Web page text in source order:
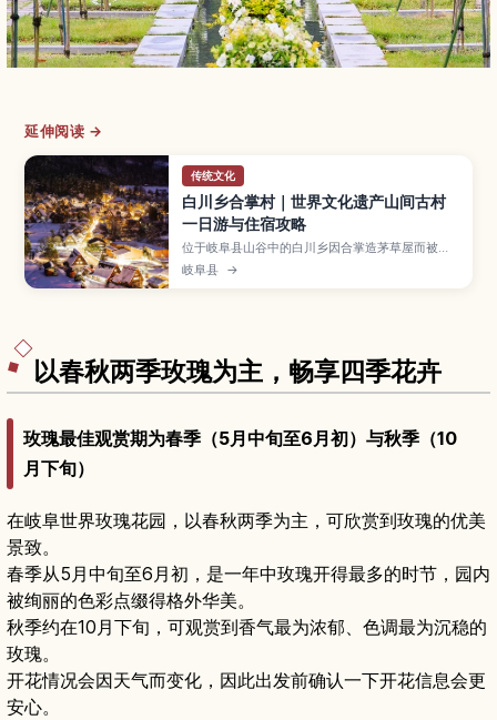
延伸阅读 →
传统文化
白川乡合掌村｜世界文化遗产山间古村
一日游与住宿攻略
位于岐阜县山谷中的白川乡因合掌造茅草屋而被登
录为世界文化遗产，是人气极高的乡村景点。文章
介绍展望台眺望全村的绝佳视角、合掌造民家内部
岐阜县 →
以春秋两季玫瑰为主，畅享四季花卉
玫瑰最佳观赏期为春季（5月中旬至6月初）与秋季（10
月下旬）
在岐阜世界玫瑰花园，以春秋两季为主，可欣赏到玫瑰的优美
景致。
春季从5月中旬至6月初，是一年中玫瑰开得最多的时节，园内
被绚丽的色彩点缀得格外华美。
秋季约在10月下旬，可观赏到香气最为浓郁、色调最为沉稳的
玫瑰。
开花情况会因天气而变化，因此出发前确认一下开花信息会更
安心。